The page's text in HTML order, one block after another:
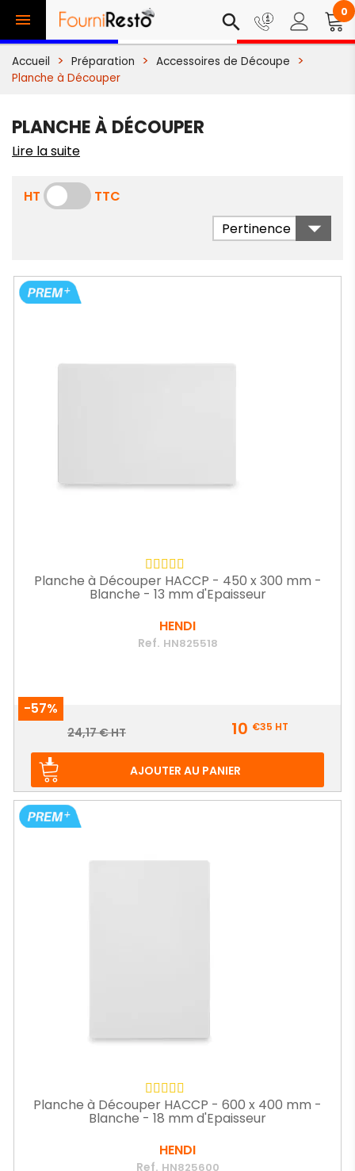
 search 0
Accueil Préparation
Accessoires de Découpe
Planche à Découper
PLANCHE À DÉCOUPER
Lire la suite
HT
TTC
Pertinence

Planche à Découper HACCP - 450 x 300 mm -
Blanche - 13 mm d'Epaisseur
HENDI
Ref. HN825518
-57%
Prix
Prix
24,17 € HT 10 €35 HT
AJOUTER AU PANIER
Planche à Découper HACCP - 600 x 400 mm -
Blanche - 18 mm d'Epaisseur
HENDI
Ref. HN825600